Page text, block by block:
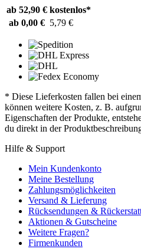
ab 52,90 € kostenlos*
ab 0,00 € 5,79 €
* Diese Lieferkosten fallen bei
können weitere Kosten, z. B.
Eigenschaften der Produkte,
du direkt in der
Hilfe & Support
Mein Kundenkonto
Meine Bestellung
Zahlungsmöglichkeiten
Versand & Lieferung
Rücksendungen &
Aktionen & Gutscheine
Weitere Fragen?
Firmenkunden